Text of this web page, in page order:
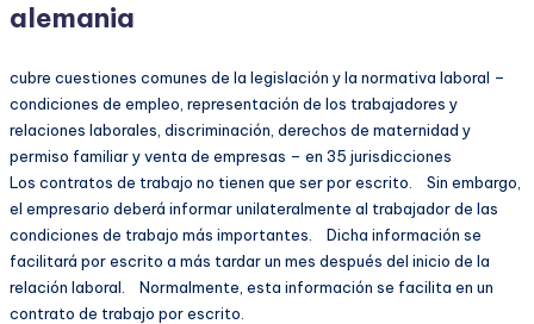
alemania
cubre cuestiones comunes de la legislación y la normativa laboral –
condiciones de empleo, representación de los trabajadores y
relaciones laborales, discriminación, derechos de maternidad y
permiso familiar y venta de empresas – en 35 jurisdicciones
Los contratos de trabajo no tienen que ser por escrito. Sin embargo,
el empresario deberá informar unilateralmente al trabajador de las
condiciones de trabajo más importantes. Dicha información se
facilitará por escrito a más tardar un mes después del inicio de la
relación laboral. Normalmente, esta información se facilita en un
contrato de trabajo por escrito.